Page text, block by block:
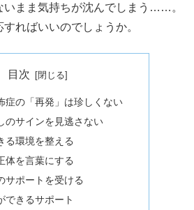
いまま気持ちが沈んでしまう……。
ればいいのでしょうか。
目次
症の「再発」は珍しくない
のサインを見逃さない
る環境を整える
体を言葉にする
サポートを受ける
できるサポート